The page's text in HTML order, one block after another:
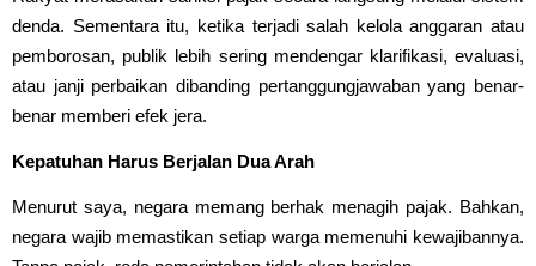
denda. Sementara itu, ketika terjadi salah kelola anggaran atau
pemborosan, publik lebih sering mendengar klarifikasi, evaluasi,
atau janji perbaikan dibanding pertanggungjawaban yang benar-
benar memberi efek jera.
Kepatuhan Harus Berjalan Dua Arah
Menurut saya, negara memang berhak menagih pajak. Bahkan,
negara wajib memastikan setiap warga memenuhi kewajibannya.